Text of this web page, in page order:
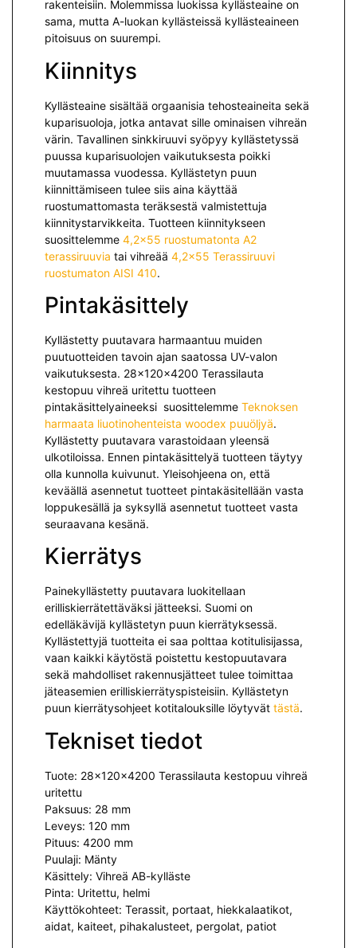
rakenteisiin. Molemmissa luokissa kyllästeaine on
sama, mutta A-luokan kyllästeissä kyllästeaineen
pitoisuus on suurempi.
Kiinnitys
Kyllästeaine sisältää orgaanisia tehosteaineita sekä
kuparisuoloja, jotka antavat sille ominaisen vihreän
värin. Tavallinen sinkkiruuvi syöpyy kyllästetyssä
puussa kuparisuolojen vaikutuksesta poikki
muutamassa vuodessa. Kyllästetyn puun
kiinnittämiseen tulee siis aina käyttää
ruostumattomasta teräksestä valmistettuja
kiinnitystarvikkeita. Tuotteen kiinnitykseen
suosittelemme 4,2×55 ruostumatonta A2
terassiruuvia tai vihreää 4,2×55 Terassiruuvi
ruostumaton AISI 410.
Pintakäsittely
Kyllästetty puutavara harmaantuu muiden
puutuotteiden tavoin ajan saatossa UV-valon
vaikutuksesta. 28x120x4200 Terassilauta
kestopuu vihreä uritettu tuotteen
pintakäsittelyaineeksi suosittelemme Teknoksen
harmaata liuotinohenteista woodex puuöljyä.
Kyllästetty puutavara varastoidaan yleensä
ulkotiloissa. Ennen pintakäsittelyä tuotteen täytyy
olla kunnolla kuivunut. Yleisohjeena on, että
keväällä asennetut tuotteet pintakäsitellään vasta
loppukesällä ja syksyllä asennetut tuotteet vasta
seuraavana kesänä.
Kierrätys
Painekyllästetty puutavara luokitellaan
erilliskierrätettäväksi jät­teeksi. Suomi on
edelläkävijä kyllästetyn puun kierrätyksessä.
Kyllästettyjä tuotteita ei saa polttaa kotitulisijassa,
vaan kaikki käytöstä poistettu kestopuutavara
sekä mah­dolliset rakennusjätteet tulee toimittaa
jäteasemien erilliskierrätyspisteisiin. Kyllästetyn
puun kierrätysohjeet kotitalouksille löytyvät tästä.
Tekniset tiedot
Tuote: 28x120x4200 Terassilauta kestopuu vihreä
uritettu
Paksuus: 28 mm
Leveys: 120 mm
Pituus: 4200 mm
Puulaji: Mänty
Käsittely: Vihreä AB-kylläste
Pinta: Uritettu, helmi
Käyttökohteet: Terassit, portaat, hiekkalaatikot,
aidat, kaiteet, pihakalusteet, pergolat, patiot